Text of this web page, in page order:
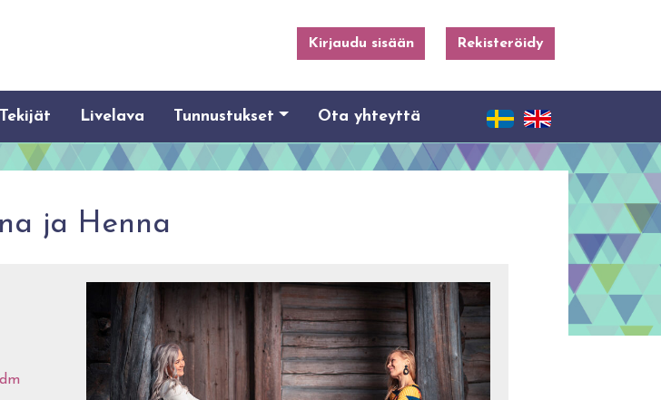
Kirjaudu sisään Rekisteröidy
Tekijät Livelava Tunnustukset Ota yhteyttä
ja Henna